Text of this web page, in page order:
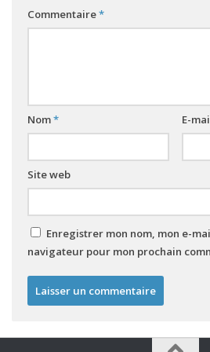
Commentaire*
Nom* E-
Site web
Enregistrer mon nom, mon e-
navigateur pour mon prochain
CATÉGORIES
Accrosciences
Analyse fonctionnelle
Arduino IDE
Cinématique
Codage de l'information
Communiquer
Complements
Diagrammes État-Transition